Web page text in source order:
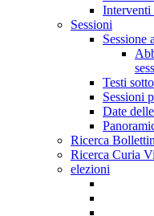
Interventi
Sessioni
Sessione
Testi
Sessioni
Date
Ricerca
Ricerca Curia
elezioni